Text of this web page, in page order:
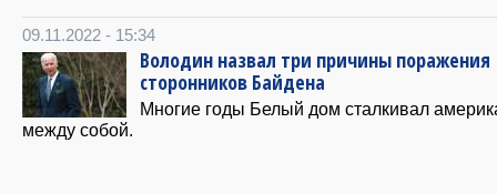
09.11.2022 - 15:34
Володин назвал три причины поражения
сторонников Байдена
Многие годы Белый дом сталкивал
между собой.